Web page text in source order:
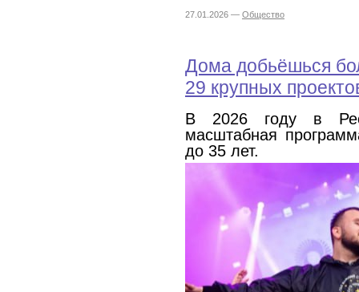
27.01.2026 — Общество
Дома добьёшься
29 крупных
В 2026 году в
масштабная
до 35 лет.